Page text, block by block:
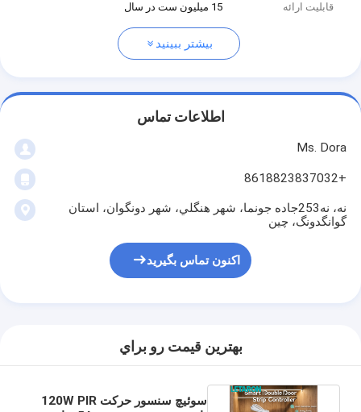
قابلیت ارائه
15 میلیون ست در سال
بیشتر ببینید
اطلاعات تماس
Ms. Dora
+8618823837032
نه، نه253جاده جونما، شهر هنگلي، شهر دونگوان، استان
گوانگدونگ، چين
اکنون تماس بگیرید
بهترين قيمت رو براي
سوئیچ سنسور حرکت 120W PIR